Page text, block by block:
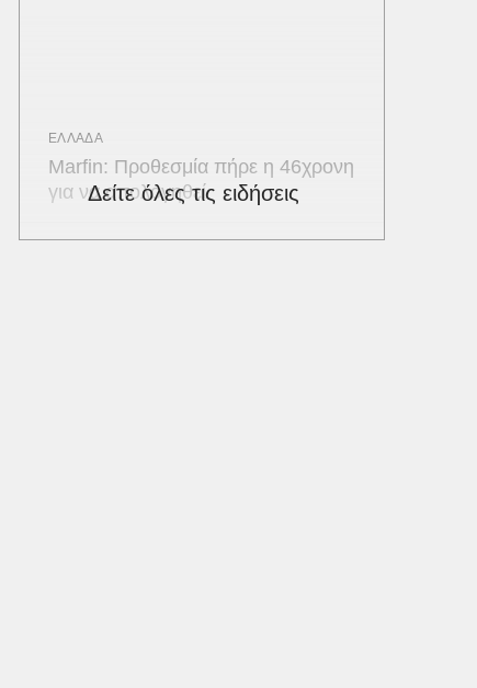
ΕΛΛΑΔΑ
Marfin: Προθεσμία πήρε η 46χρονη
για να απολογηθεί
Δείτε όλες τις ειδήσεις